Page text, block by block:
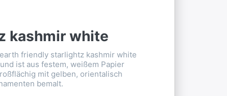
kashmir white
friendly starlightz kashmir white
ist aus festem, weißem Papier
mit gelben, orientalisch
bemalt.